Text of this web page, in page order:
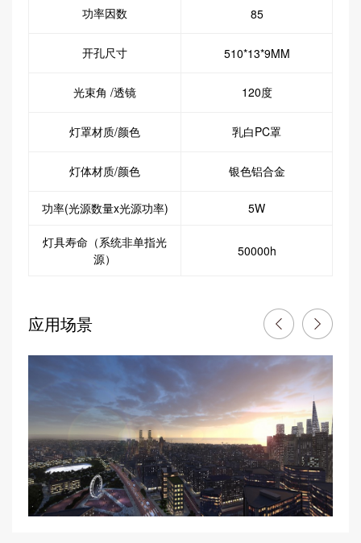
功率因数 85
开孔尺寸 510*13*9MM
光束角 /透镜 120度
灯罩材质/颜色 乳白PC罩
灯体材质/颜色 银色铝合金
功率(光源数量x光源功率) 5W
灯具寿命（系统非单指光
源）
50000h
应用场景